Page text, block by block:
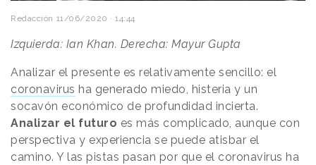
Redacción 11/06/2020 · 14:44
Izquierda: Ian Khan. Derecha: Mayur Gupta
Analizar el presente es relativamente sencillo: el
coronavirus ha generado miedo, histeria y un
socavón económico de profundidad incierta.
Analizar el futuro es más complicado, aunque con
perspectiva y experiencia se puede atisbar el
camino. Y las pistas pasan por que el coronavirus ha